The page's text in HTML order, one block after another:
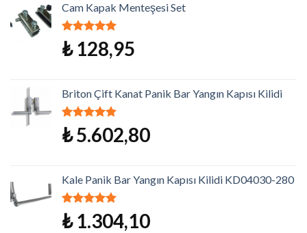
Cam Kapak Menteşesi Set
5 üzerinden
5.00oy aldı
₺128,95
Briton Çift Kanat Panik Bar Yangın Kapısı Kilidi
5 üzerinden
5.00oy aldı
₺5.602,80
Kale Panik Bar Yangın Kapısı Kilidi KD04030-280
5 üzerinden
5.00oy aldı
₺1.304,10